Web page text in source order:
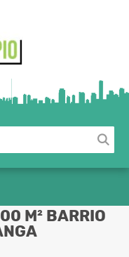
M² BARRIO